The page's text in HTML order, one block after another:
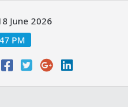
June 2026
PM